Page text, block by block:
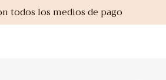
todos los medios de pago